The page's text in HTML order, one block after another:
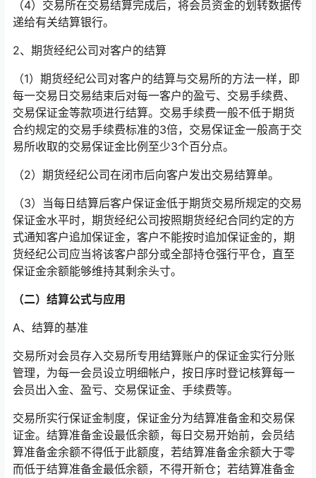
（4）交易所在交易结算完成后，将会员资金的划转数据传
递给有关结算银行。
2、期货经纪公司对客户的结算
（1）期货经纪公司对客户的结算与交易所的方法一样，即
每一交易日交易结束后对每一客户的盈亏、交易手续费、
交易保证金等款项进行结算。交易手续费一般不低于期货
合约规定的交易手续费标准的3倍，交易保证金一般高于交
易所收取的交易保证金比例至少3个百分点。
（2）期货经纪公司在闭市后向客户发出交易结算单。
（3）当每日结算后客户保证金低于期货交易所规定的交易
保证金水平时，期货经纪公司按照期货经纪合同约定的方
式通知客户追加保证金，客户不能按时追加保证金的，期
货经纪公司应当将该客户部分或全部持仓强行平仓，直至
保证金余额能够维持其剩余头寸。
（二）结算公式与应用
A、结算的基准
交易所对会员存入交易所专用结算账户的保证金实行分账
管理，为每一会员设立明细帐户，按日序时登记核算每一
会员出入金、盈亏、交易保证金、手续费等。
交易所实行保证金制度，保证金分为结算准备金和交易保
证金。结算准备金设最低余额，每日交易开始前，会员结
算准备金余额不得低于此额度，若结算准备金余额大于零
而低于结算准备金最低余额，不得开新仓；若结算准备金